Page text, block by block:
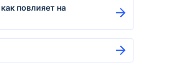
повлияет на